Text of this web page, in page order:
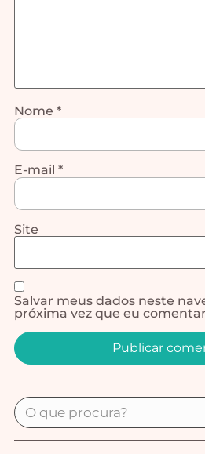
Nome *
E-mail *
Site
Salvar meus dados neste
próxima vez que eu